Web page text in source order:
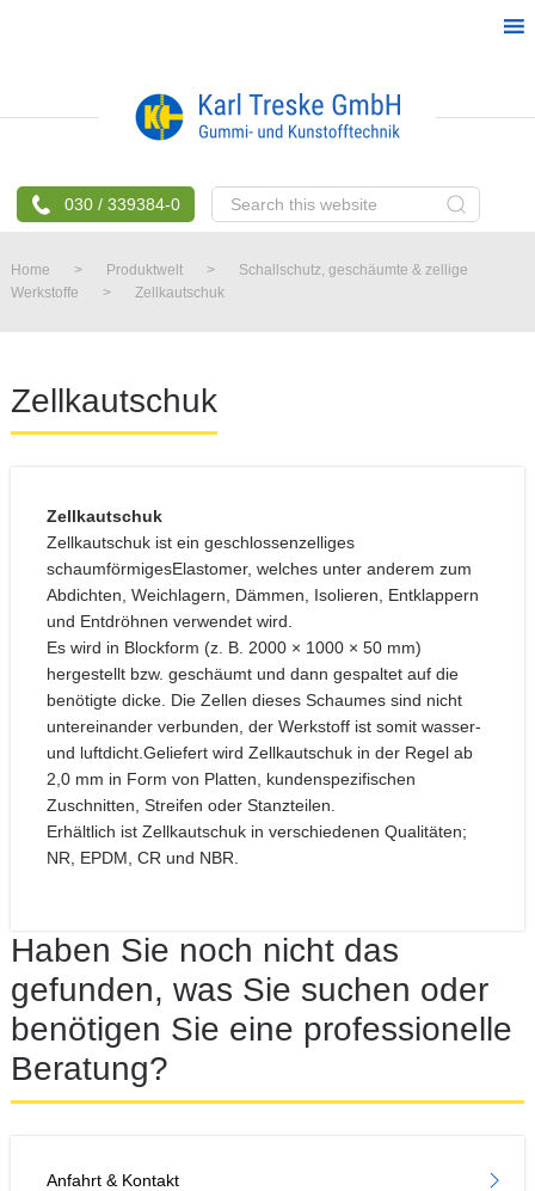
primary
main
primary
footer
030 / 339384-0
Search
this
Home > Produktwelt >
Schallschutz, geschäumte & zellige
Werkstoffe
> Zellkautschuk
Zellkautschuk
Zellkautschuk
Zellkautschuk ist ein geschlossenzelliges
schaumförmigesElastomer, welches unter anderem zum
Abdichten, Weichlagern, Dämmen, Isolieren, Entklappern
und Entdröhnen verwendet wird.
Es wird in Blockform (z. B. 2000 × 1000 × 50 mm)
hergestellt bzw. geschäumt und dann gespaltet auf die
benötigte dicke. Die Zellen dieses Schaumes sind nicht
untereinander verbunden, der Werkstoff ist somit wasser-
und luftdicht.Geliefert wird Zellkautschuk in der Regel ab
2,0 mm in Form von Platten, kundenspezifischen
Zuschnitten, Streifen oder Stanzteilen.
Erhältlich ist Zellkautschuk in verschiedenen Qualitäten;
NR, EPDM, CR und NBR.
Primary
Sidebar
Haben Sie noch nicht das
gefunden, was Sie suchen oder
benötigen Sie eine professionelle
Beratung?
Anfahrt & Kontakt